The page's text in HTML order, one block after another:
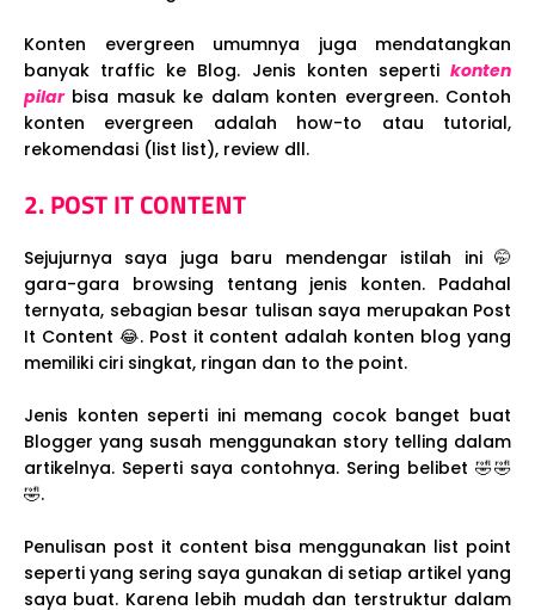
Konten evergreen umumnya juga mendatangkan
banyak traffic ke Blog. Jenis konten seperti konten
pilar bisa masuk ke dalam konten evergreen. Contoh
konten evergreen adalah how-to atau tutorial,
rekomendasi (list list), review dll.
2. POST IT CONTENT
Sejujurnya saya juga baru mendengar istilah ini 🤭
gara-gara browsing tentang jenis konten. Padahal
ternyata, sebagian besar tulisan saya merupakan Post
It Content 😂. Post it content adalah konten blog yang
memiliki ciri singkat, ringan dan to the point.
Jenis konten seperti ini memang cocok banget buat
Blogger yang susah menggunakan story telling dalam
artikelnya. Seperti saya contohnya. Sering belibet 🤣🤣
🤣.
Penulisan post it content bisa menggunakan list point
seperti yang sering saya gunakan di setiap artikel yang
saya buat. Karena lebih mudah dan terstruktur dalam